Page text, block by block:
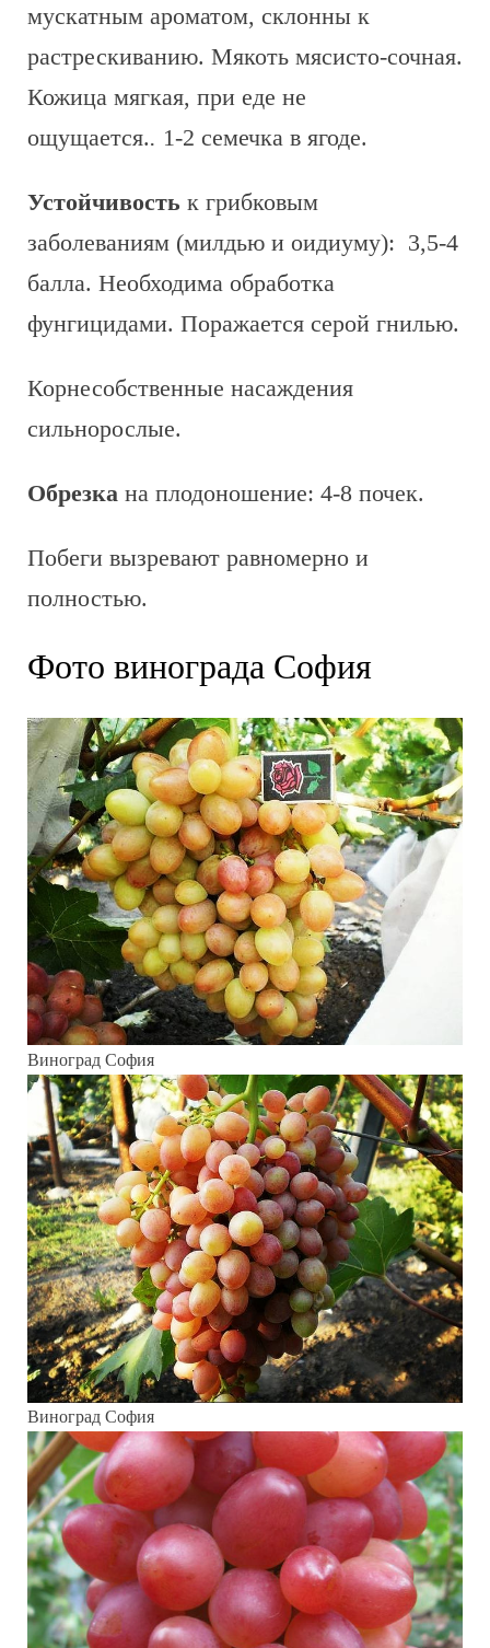
мускатным ароматом, склонны к
растрескиванию. Мякоть мясисто-сочная.
Кожица мягкая, при еде не
ощущается.. 1-2 семечка в ягоде.
Устойчивость к грибковым
заболеваниям (милдью и оидиуму): 3,5-4
балла. Необходима обработка
фунгицидами. Поражается серой гнилью.
Корнесобственные насаждения
сильнорослые.
Обрезка на плодоношение: 4-8 почек.
Побеги вызревают равномерно и
полностью.
Фото винограда София
Виноград София
Виноград София